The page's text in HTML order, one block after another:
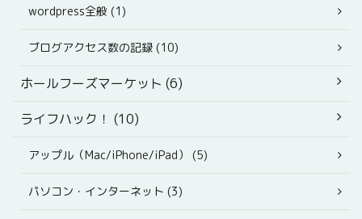
wordpress全般 (1)
ブログアクセス数の記録 (10)
ホールフーズマーケット (6)
ライフハック！ (10)
アップル（Mac/iPhone/iPad） (5)
パソコン・インターネット (3)